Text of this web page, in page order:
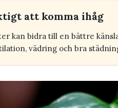
att komma ihåg
kan bidra till en bättre
vädring och bra